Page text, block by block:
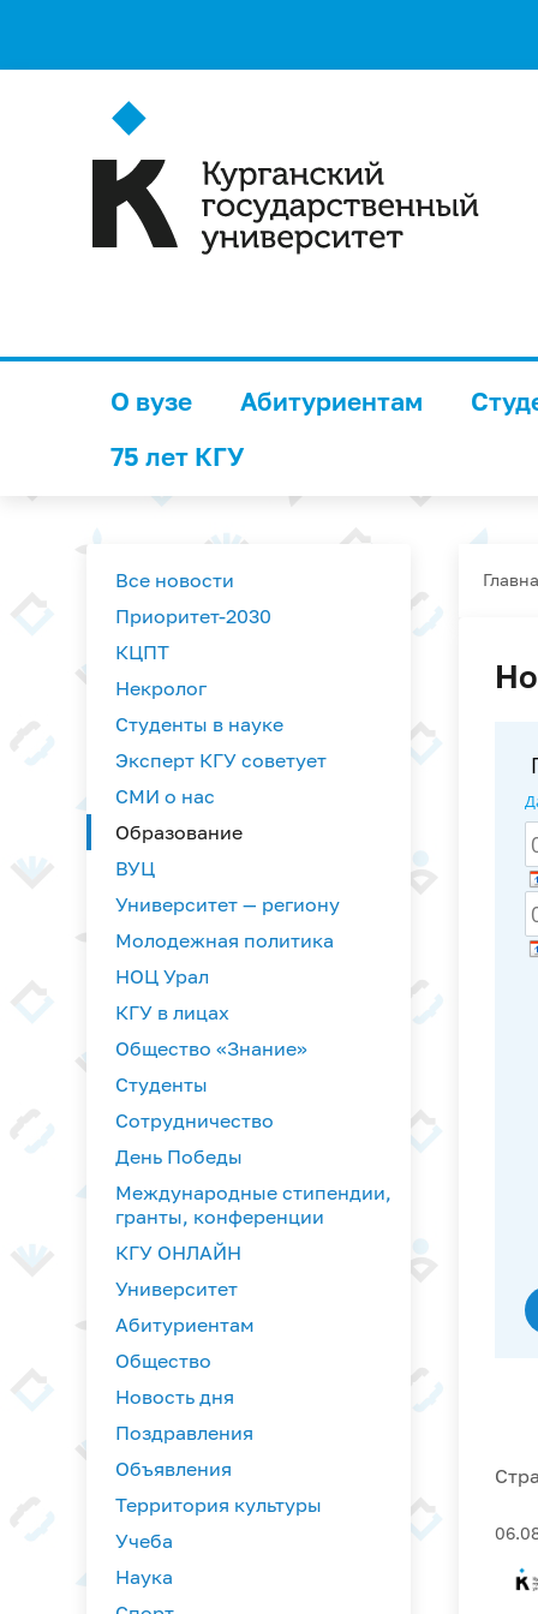
О вузе Абитуриентам
75 лет КГУ
Все новости
Приоритет-2030
КЦПТ
Некролог
Студенты в науке
Эксперт КГУ советует
СМИ о нас
Образование
ВУЦ
Университет — региону
Молодежная политика
НОЦ Урал
КГУ в лицах
Общество «Знание»
Студенты
Сотрудничество
День Победы
Международные стипендии,
гранты, конференции
КГУ ОНЛАЙН
Университет
Абитуриентам
Общество
Новость дня
Поздравления
Объявления
Территория культуры
Учеба
Наука